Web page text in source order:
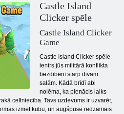
Castle Island
Clicker spēle
Castle Island Clicker
Game
Castle Island Clicker spēle
ienirs jūs militārā konflikta
bezdibenī starp divām
salām. Kādā brīdī abi
nolēma, ka pienācis laiks
celtniecība. Tavs uzdevums ir uzvarēt,
izmet kubu, un augšpusē redzamais